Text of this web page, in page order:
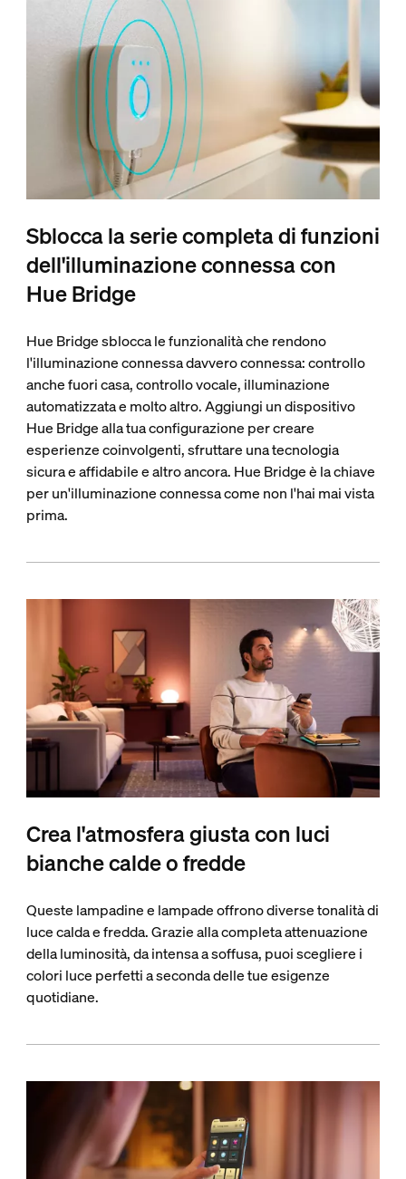
Sblocca la serie completa di funzioni
dell'illuminazione connessa con
Hue Bridge
Hue Bridge sblocca le funzionalità che rendono
l'illuminazione connessa davvero connessa: controllo
anche fuori casa, controllo vocale, illuminazione
automatizzata e molto altro. Aggiungi un dispositivo
Hue Bridge alla tua configurazione per creare
esperienze coinvolgenti, sfruttare una tecnologia
sicura e affidabile e altro ancora. Hue Bridge è la chiave
per un'illuminazione connessa come non l'hai mai vista
prima.
Crea l'atmosfera giusta con luci
bianche calde o fredde
Queste lampadine e lampade offrono diverse tonalità di
luce calda e fredda. Grazie alla completa attenuazione
della luminosità, da intensa a soffusa, puoi scegliere i
colori luce perfetti a seconda delle tue esigenze
quotidiane.